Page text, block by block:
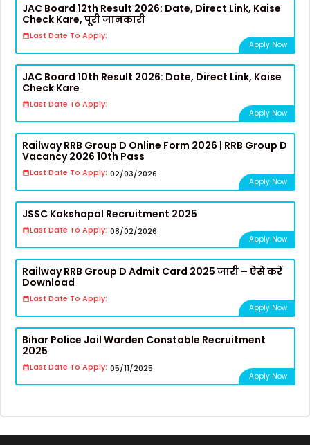
JAC Board 12th Result 2026: Date, Direct Link, Kaise
Check Kare, पूरी जानकारी
Last Date To Apply:
Apply Now
JAC Board 10th Result 2026: Date, Direct Link, Kaise
Check Kare
Last Date To Apply:
Apply Now
Railway RRB Group D Online Form 2026 | RRB Group D
Vacancy 2026 10th Pass
Last Date To Apply: 02/03/2026
Apply Now
JSSC Kakshapal Recruitment 2025
Last Date To Apply: 08/02/2026
Apply Now
Railway RRB Group D Admit Card 2025 जारी – ऐसे करें
Download
Last Date To Apply:
Apply Now
Bihar Police Jail Warden Constable Recruitment
2025
Last Date To Apply: 05/11/2025
Apply Now